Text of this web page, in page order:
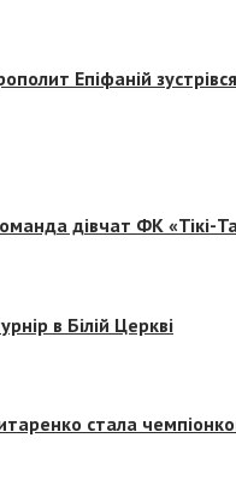
Епіфаній
дівчат ФК «Тікі-
в Білій Церкві
стала